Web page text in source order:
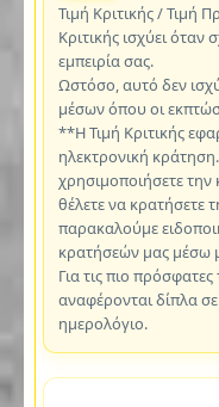
Τιμή Κριτικής / Τιμή
Κριτικής ισχύει όταν
εμπειρία σας.
Ωστόσο, αυτό δεν
μέσων όπου οι
**Η Τιμή Κριτικής
ηλεκτρονική
χρησιμοποιήσετε την
θέλετε να κρατήσετε
παρακαλούμε
κρατήσεών μας μέσω
Για τις πιο πρόσφατες
αναφέρονται δίπλα
ημερολόγιο.